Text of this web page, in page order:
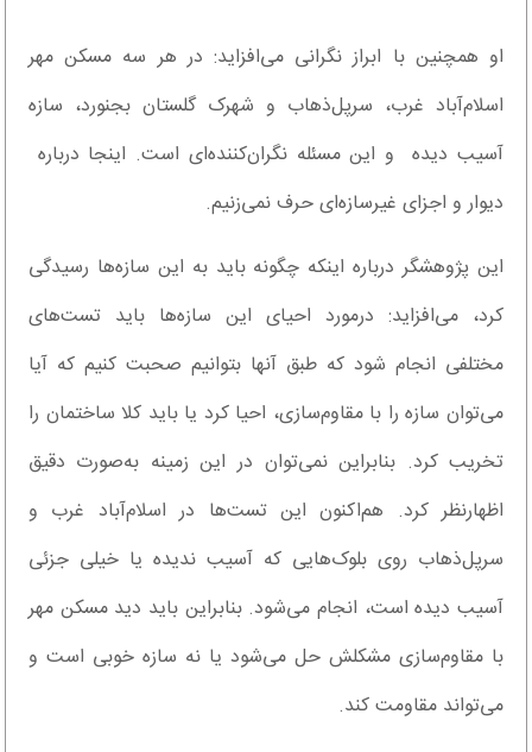
او همچنین با ابراز نگرانی می‌افزاید: در هر سه مسکن‌ مهر
اسلام‌آباد غرب، سرپل‌ذهاب و شهرک گلستان بجنورد، سازه
آسیب دیده و این مسئله نگران‌کننده‌ای است. اینجا درباره
دیوار و اجزای غیرسازه‌ای حرف نمی‌زنیم.
این پژوهشگر درباره اینکه چگونه باید به این سازه‌ها رسیدگی
کرد، می‌افزاید: درمورد احیای این سازه‌ها باید تست‌های
مختلفی انجام شود که طبق آنها بتوانیم صحبت کنیم که آیا
می‌توان سازه را با مقاوم‌سازی، احیا کرد یا باید کلا ساختمان را
تخریب کرد. بنابراین نمی‌توان در این زمینه به‌صورت دقیق
اظهارنظر کرد. هم‌اکنون این تست‌ها در اسلام‌آباد غرب و
سرپل‌ذهاب روی بلوک‌هایی که آسیب ندیده یا خیلی جزئی
آسیب دیده است، انجام می‌شود. بنابراین باید دید مسکن مهر
با مقاوم‌سازی مشکلش حل می‌شود یا نه سازه خوبی است و
می‌تواند مقاومت ‌کند.